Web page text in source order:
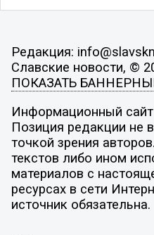
Редакция:
Славские новости, ©
ПОКАЗАТЬ
Информационный
Позиция редакции не
точкой зрения
текстов либо ином
материалов с
ресурсах в сети
источник обязательна.